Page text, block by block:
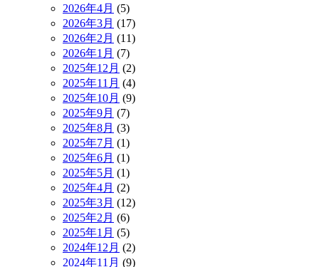
2026年4月 (5)
2026年3月 (17)
2026年2月 (11)
2026年1月 (7)
2025年12月 (2)
2025年11月 (4)
2025年10月 (9)
2025年9月 (7)
2025年8月 (3)
2025年7月 (1)
2025年6月 (1)
2025年5月 (1)
2025年4月 (2)
2025年3月 (12)
2025年2月 (6)
2025年1月 (5)
2024年12月 (2)
2024年11月 (9)